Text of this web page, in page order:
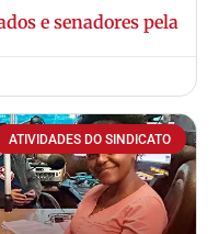
e senadores pela
ATIVIDADES DO SINDICATO